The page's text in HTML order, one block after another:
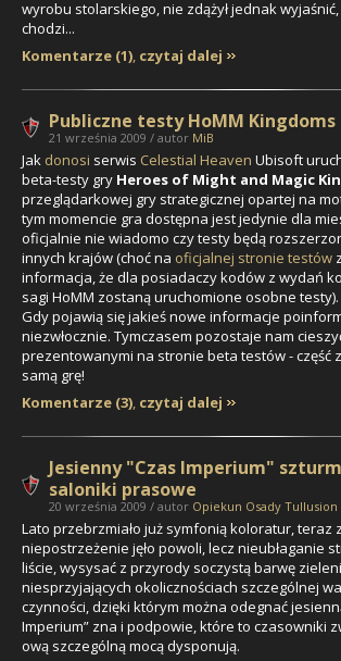
wyrobu stolarskiego, nie zdążył jednak wyjaśnić,
chodzi...
Komentarze (1), czytaj dalej
Publiczne testy HoMM Kingdoms
21 września 2009 / autor MiB
Jak donosi serwis Celestial Heaven Ubisoft
beta-testy gry Heroes of Might and Magic
przeglądarkowej gry strategicznej opartej na
tym momencie gra dostępna jest jedynie dla
oficjalnie nie wiadomo czy testy będą
innych krajów (choć na oficjalnej stronie testów
informacja, że dla posiadaczy kodów z wydań
sagi HoMM zostaną uruchomione osobne testy).
Gdy pojawią się jakieś nowe informacje
niezwłocznie. Tymczasem pozostaje nam
prezentowanymi na stronie beta testów - część
samą grę!
Komentarze (3), czytaj dalej
Jesienny "Czas Imperium"
saloniki prasowe
20 września 2009 / autor Opiekun Osady Tullusion
Lato przebrzmiało już symfonią koloratur, teraz
niepostrzeżenie jęło powoli, lecz nieubłaganie
liście, wysysać z przyrody soczystą barwę
niesprzyjających okolicznościach szczególnej
czynności, dzięki którym można odegnać
Imperium” zna i podpowie, które to czasowniki
ową szczególną mocą dysponują.